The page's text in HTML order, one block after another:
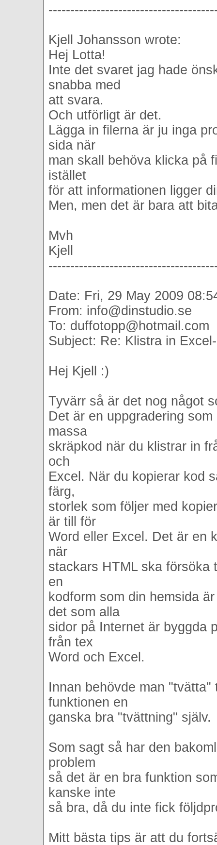
Kjell Johansson wrote:
Hej Lotta!
Inte det svaret jag hade
snabba med
att svara.
Och utförligt är det.
Lägga in filerna är ju inga
sida när
man skall behöva klicka på
istället
för att informationen ligger
Men, men det är bara att
Mvh
Kjell
Date: Fri, 29 May 2009
From: info@dinstudio.se
To: duffotopp@hotmail.com
Subject: Re: Klistra in
Hej Kjell :)
Tyvärr så är det nog något
Det är en uppgradering
massa
skräpkod när du klistrar in
och
Excel. När du kopierar kod
färg,
storlek som följer med
är till för
Word eller Excel. Det är en
när
stackars HTML ska försöka
en
kodform som din hemsida
det som alla
sidor på Internet är byggda
från tex
Word och Excel.
Innan behövde man
funktionen en
ganska bra "tvättning" själv.
Som sagt så har den
problem
så det är en bra funktion
kanske inte
så bra, då du inte fick
Mitt bästa tips är att du